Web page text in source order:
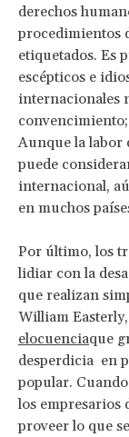
derechos
procedimientos
etiquetados. Es
escépticos e
internacionales
Aunque la labor
puede
internacional,
en muchos
Por último, los
lidiar con la
que realizan
William
elocuenciaque
desperdicia en
popular.
los empresarios
proveer lo que